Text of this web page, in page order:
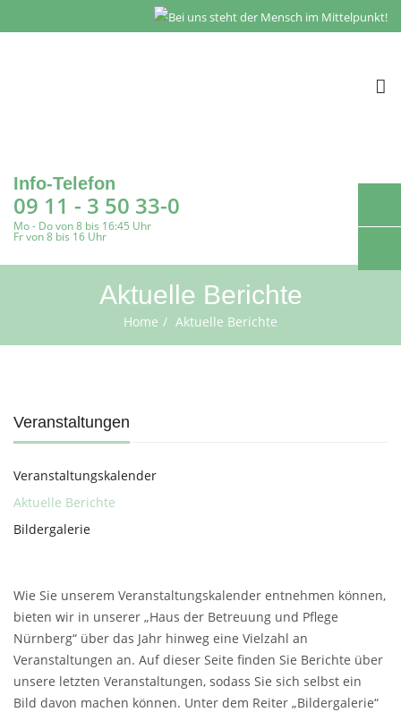
Info-Telefon
09 11 - 3 50 33-0
Mo - Do von 8 bis 16:45 Uhr
Fr von 8 bis 16 Uhr
Aktuelle Berichte
Home Aktuelle Berichte
Veranstaltungen
Veranstaltungskalender
Aktuelle Berichte
Bildergalerie
Wie Sie unserem Veranstaltungskalender entnehmen können,
bieten wir in unserer „Haus der Betreuung und Pflege
Nürnberg“ über das Jahr hinweg eine Vielzahl an
Veranstaltungen an. Auf dieser Seite finden Sie Berichte über
unsere letzten Veranstaltungen, sodass Sie sich selbst ein
Bild davon machen können. Unter dem Reiter „Bildergalerie“